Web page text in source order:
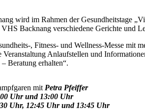
wird im Rahmen der Gesundheitstage
Backnang verschiedene Gerichte und
, Fitness- und Wellness-Messe mit
Veranstaltung Anlaufstellen und
Beratung erhalten“.
mit Petra Pfeiffer
Uhr und 13:00 Uhr
Uhr, 12:45 Uhr und 13:45 Uhr